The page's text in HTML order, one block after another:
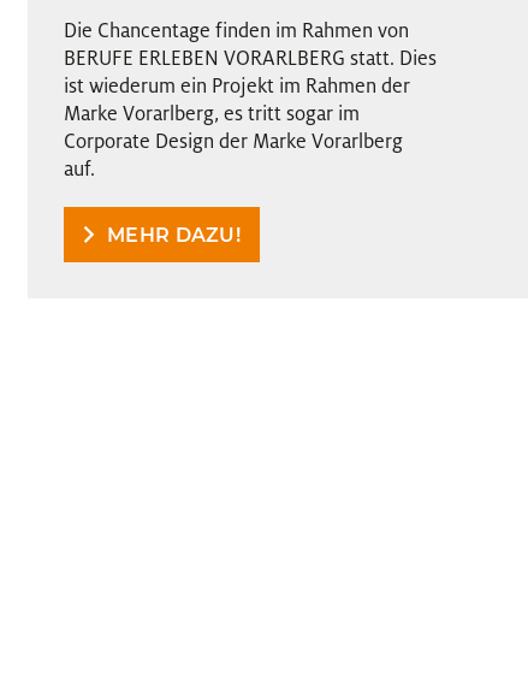
Die Chancentage finden im Rahmen von
BERUFE ERLEBEN VORARLBERG statt. Dies
ist wiederum ein Projekt im Rahmen der
Marke Vorarlberg, es tritt sogar im
Corporate Design der Marke Vorarlberg
auf.
MEHR DAZU!